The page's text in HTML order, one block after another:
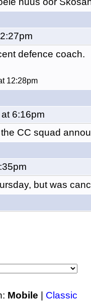
defence coach.
12:28pm
6:16pm
CC squad
but was
Mobile Classic